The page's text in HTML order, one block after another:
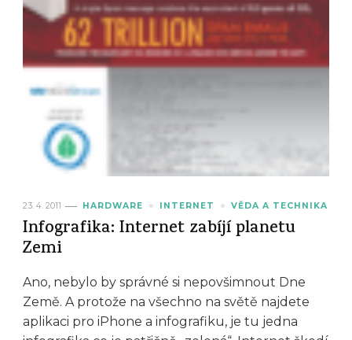
23. 4. 2011 HARDWARE INTERNET VĚDA A TECHNIKA
Infografika: Internet zabíjí planetu
Zemi
Ano, nebylo by správné si nepovšimnout Dne
Země. A protože na všechno na světě najdete
aplikaci pro iPhone a infografiku, je tu jedna